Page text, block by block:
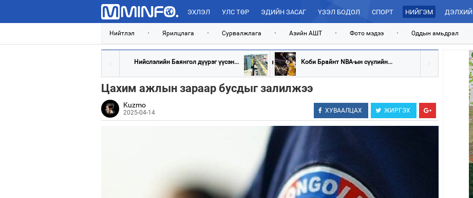
ЭХЛЭЛ УЛС ТӨР ЭДИЙН ЗАСАГ ҮЗЭЛ БОДОЛ СПОРТ НИЙГЭМ ДЭЛХИЙ
Нийтлэл • Ярилцлага • Сурвалжлага • Азийн АШТ • Фото мэдээ • Оддын амьдрал
Нийслэлийн Баянгол дүүрэг үүсэн... Коби Брайнт NBA-ын сүүлийн...
Цахим ажлын зараар бусдыг залилжээ
Kuzmo
2025-04-14 ХУВААЛЦАХ ЖИРГЭХ